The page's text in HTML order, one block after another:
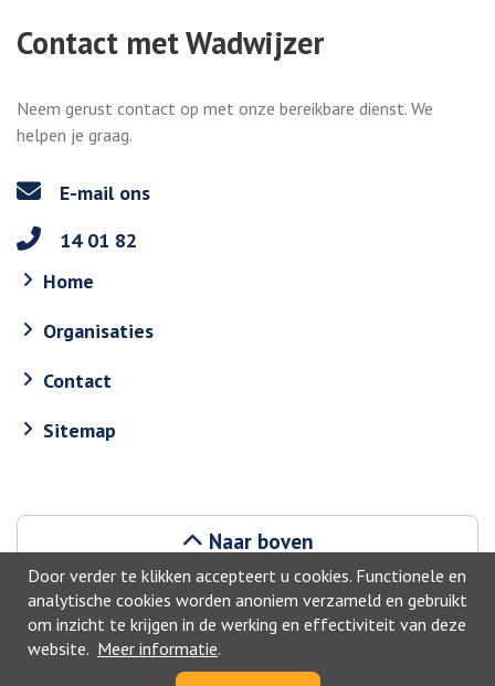
Door verder te klikken accepteert u cookies. Functionele en
analytische cookies worden anoniem verzameld en gebruikt
om inzicht te krijgen in de werking en effectiviteit van deze
website. Meer informatie.
Contact met Wadwijzer
Neem gerust contact op met onze bereikbare dienst. We
helpen je graag.
E-mail ons
14 01 82
Home
Organisaties
Contact
Sitemap
Naar boven